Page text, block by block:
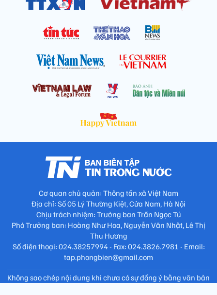
Cơ quan chủ quản: Thông tấn xã Việt Nam
Địa chỉ: Số 05 Lý Thường Kiệt, Cửa Nam, Hà Nội
Chịu trách nhiệm: Trưởng ban Trần Ngọc Tú
Phó Trưởng ban: Hoàng Như Hoa, Nguyễn Văn Nhật, Lê Thị
Thu Hương
Số điện thoại: 024.38257994 - Fax: 024.3826.7981 - Email:
tap.phongbien@gmail.com
Không sao chép nội dung khi chưa có sự đồng ý bằng văn bản